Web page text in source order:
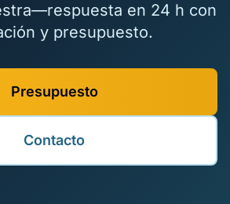
en 24 h con
y presupuesto.
Presupuesto
Contacto